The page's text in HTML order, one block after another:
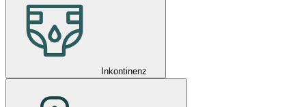
Inkontinenz